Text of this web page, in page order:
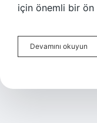
için önemli bir
Devamını okuyun
Mu